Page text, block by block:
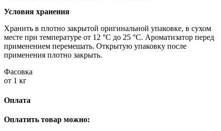
Условия хранения
Хранить в плотно закрытой оригинальной упаковке, в сухом
месте при температуре от 12 °C до 25 °C. Ароматизатор перед
применением перемешать. Открытую упаковку после
применения плотно закрыть.
Фасовка
от 1 кг
Оплата
Оплатить товар можно: